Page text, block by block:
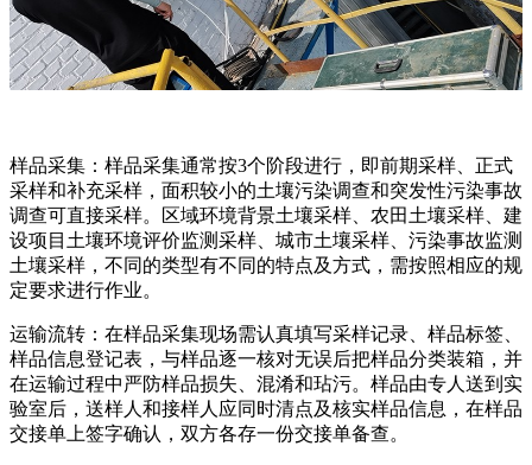
样品采集：样品采集通常按3个阶段进行，即前期采样、正式
采样和补充采样，面积较小的土壤污染调查和突发性污染事故
调查可直接采样。区域环境背景土壤采样、农田土壤采样、建
设项目土壤环境评价监测采样、城市土壤采样、污染事故监测
土壤采样，不同的类型有不同的特点及方式，需按照相应的规
定要求进行作业。
运输流转：在样品采集现场需认真填写采样记录、样品标签、
样品信息登记表，与样品逐一核对无误后把样品分类装箱，并
在运输过程中严防样品损失、混淆和玷污。样品由专人送到实
验室后，送样人和接样人应同时清点及核实样品信息，在样品
交接单上签字确认，双方各存一份交接单备查。